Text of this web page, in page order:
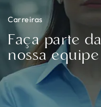
Carreiras
Faça parte da
nossa equipe